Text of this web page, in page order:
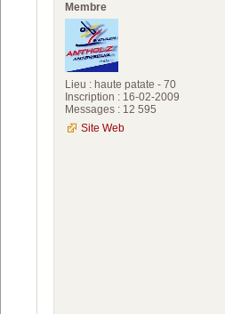
Membre
Lieu : haute patate - 70
Inscription : 16-02-2009
Messages : 12 595
Site Web